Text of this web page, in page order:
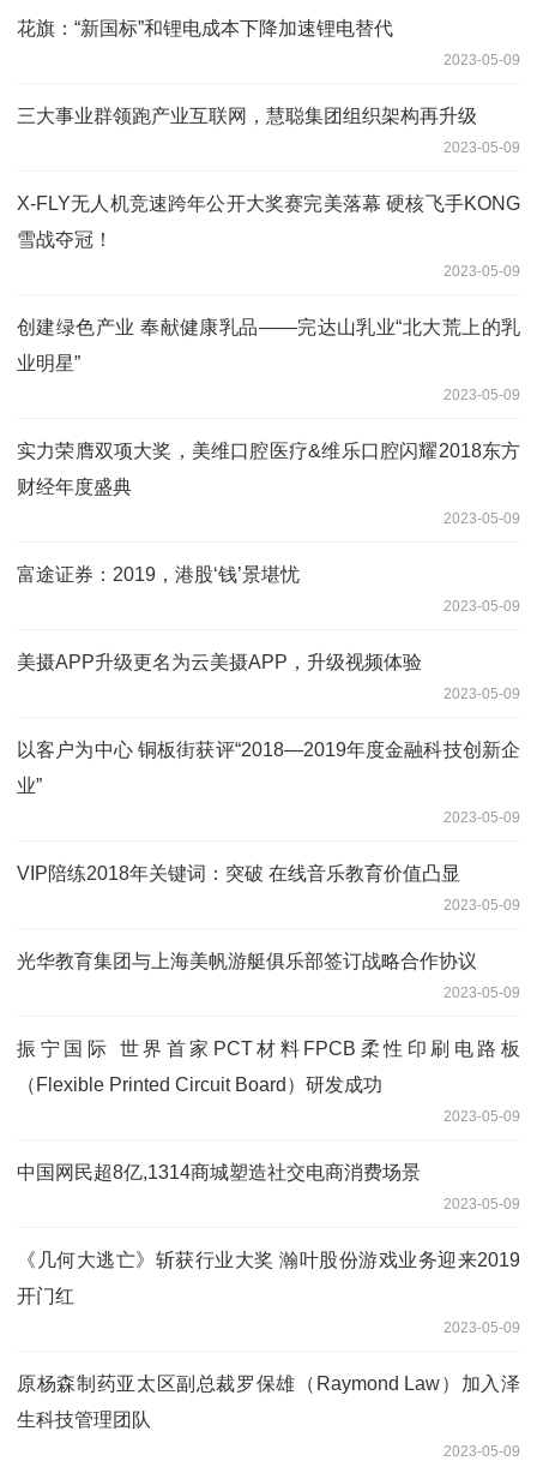
花旗：“新国标”和锂电成本下降加速锂电替代
2023-05-09
三大事业群领跑产业互联网，慧聪集团组织架构再升级
2023-05-09
X-FLY无人机竞速跨年公开大奖赛完美落幕 硬核飞手KONG
雪战夺冠！
2023-05-09
创建绿色产业 奉献健康乳品——完达山乳业“北大荒上的乳
业明星”
2023-05-09
实力荣膺双项大奖，美维口腔医疗&维乐口腔闪耀2018东方
财经年度盛典
2023-05-09
富途证券：2019，港股‘钱’景堪忧
2023-05-09
美摄APP升级更名为云美摄APP，升级视频体验
2023-05-09
以客户为中心 铜板街获评“2018—2019年度金融科技创新企
业”
2023-05-09
VIP陪练2018年关键词：突破 在线音乐教育价值凸显
2023-05-09
光华教育集团与上海美帆游艇俱乐部签订战略合作协议
2023-05-09
振宁国际 世界首家PCT材料FPCB柔性印刷电路板
（Flexible Printed Circuit Board）研发成功
2023-05-09
中国网民超8亿,1314商城塑造社交电商消费场景
2023-05-09
《几何大逃亡》斩获行业大奖 瀚叶股份游戏业务迎来2019
开门红
2023-05-09
原杨森制药亚太区副总裁罗保雄（Raymond Law）加入泽
生科技管理团队
2023-05-09